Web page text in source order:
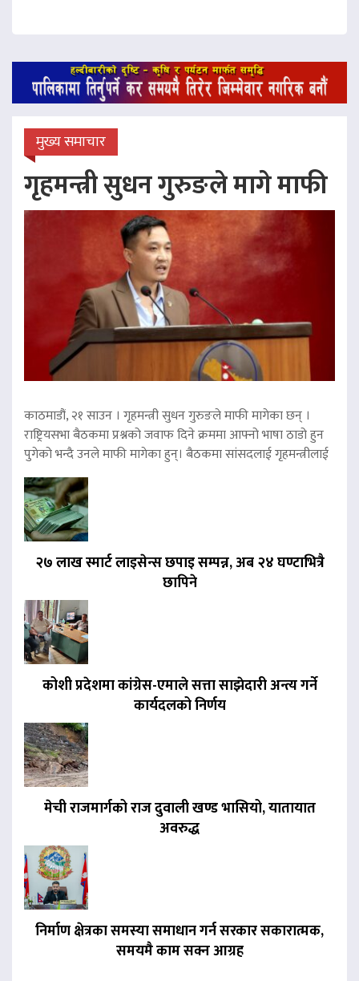
मुख्य समाचार
गृहमन्त्री सुधन गुरुङले मागे माफी
काठमाडौं, २१ साउन । गृहमन्त्री सुधन गुरुङले माफी मागेका छन् ।
राष्ट्रियसभा बैठकमा प्रश्नको जवाफ दिने क्रममा आफ्नो भाषा ठाडो हुन
पुगेको भन्दै उनले माफी मागेका हुन्। बैठकमा सांसदलाई गृहमन्त्रीलाई
२७ लाख स्मार्ट लाइसेन्स छपाइ सम्पन्न, अब २४ घण्टाभित्रै
छापिने
कोशी प्रदेशमा कांग्रेस-एमाले सत्ता साझेदारी अन्त्य गर्ने
कार्यदलको निर्णय
मेची राजमार्गको राज दुवाली खण्ड भासियो, यातायात
अवरुद्ध
निर्माण क्षेत्रका समस्या समाधान गर्न सरकार सकारात्मक,
समयमै काम सक्न आग्रह